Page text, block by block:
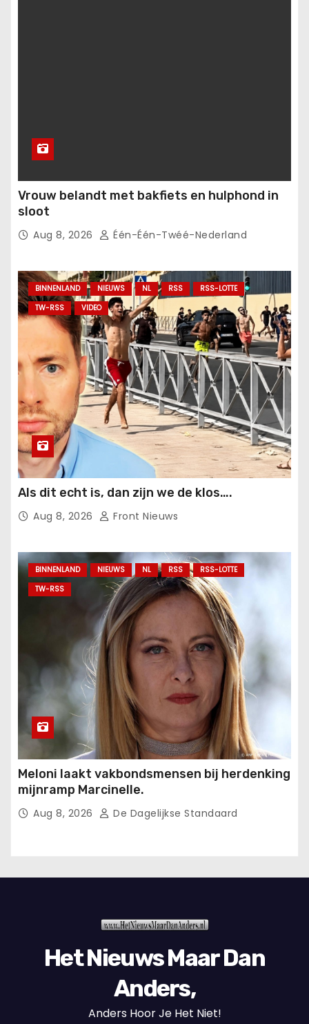
Vrouw belandt met bakfiets en hulphond in
sloot
Aug 8, 2026 Één-Één-Twéé-Nederland
BINNENLAND NIEUWS NL RSS
RSS-LOTTE
TW-RSS
VIDEO
Als dit echt is, dan zijn we de klos….
Aug 8, 2026 Front Nieuws
BINNENLAND NIEUWS NL RSS
RSS-LOTTE
TW-RSS
Meloni laakt vakbondsmensen bij herdenking
mijnramp Marcinelle.
Aug 8, 2026 De Dagelijkse Standaard
Het Nieuws Maar Dan
Anders,
Anders Hoor Je Het Niet!